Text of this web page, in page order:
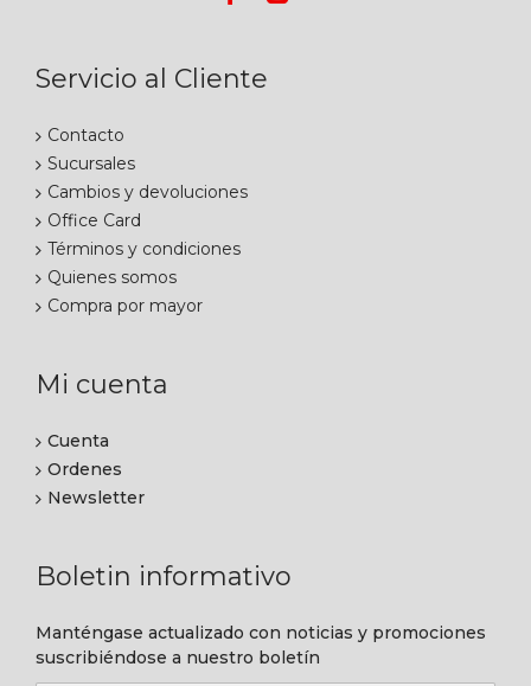
Servicio al Cliente
Contacto
Sucursales
Cambios y devoluciones
Office Card
Términos y condiciones
Quienes somos
Compra por mayor
Mi cuenta
Cuenta
Ordenes
Newsletter
Boletin informativo
Manténgase actualizado con noticias y promociones
suscribiéndose a nuestro boletín